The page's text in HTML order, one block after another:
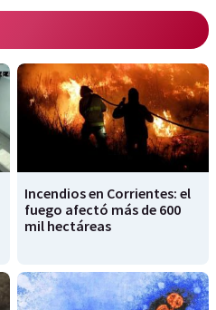
Incendios en Corrientes: el
fuego afectó más de 600
mil hectáreas